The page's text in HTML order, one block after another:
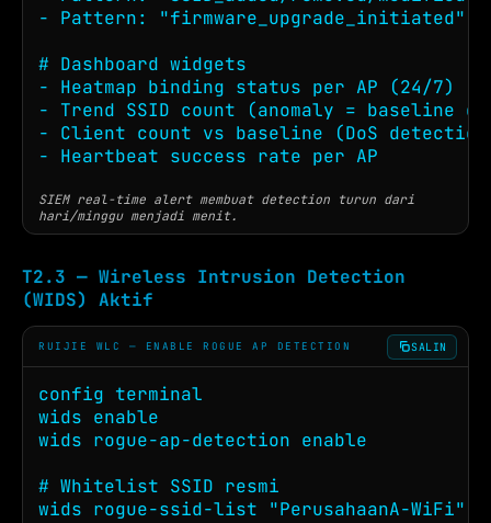
- Pattern: "firmware_upgrade_initiated"   →
# Dashboard widgets
- Heatmap binding status per AP (24/7)
- Trend SSID count (anomaly = baseline
- Client count vs baseline (DoS
- Heartbeat success rate per AP
SIEM real-time alert membuat detection turun dari
hari/minggu menjadi menit.
T2.3 — Wireless Intrusion Detection
(WIDS) Aktif
RUIJIE WLC — ENABLE ROGUE AP DETECTION SALIN
config terminal
wids enable
wids rogue-ap-detection enable
# Whitelist SSID resmi
wids rogue-ssid-list "PerusahaanA-WiFi"